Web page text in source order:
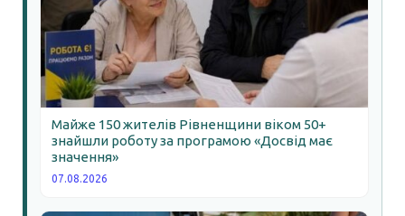
Майже 150 жителів Рівненщини віком 50+
знайшли роботу за програмою «Досвід має
значення»
07.08.2026